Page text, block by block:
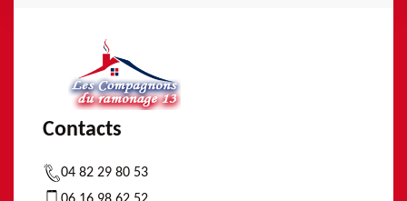
Contacts
04 82 29 80 53